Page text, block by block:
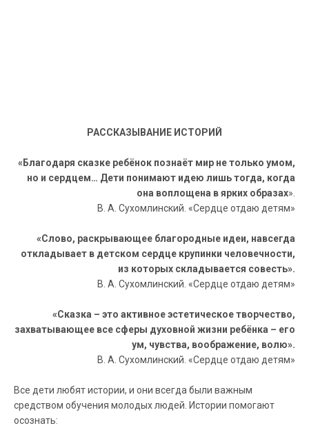
РАССКАЗЫВАНИЕ ИСТОРИЙ
«Благодаря сказке ребёнок познаёт мир не только умом,
но и сердцем… Дети понимают идею лишь тогда, когда
она воплощена в ярких образах».
В. А. Сухомлинский. «Сердце отдаю детям»
«Слово, раскрывающее благородные идеи, навсегда
откладывает в детском сердце крупинки человечности,
из которых складывается совесть».
В. А. Сухомлинский. «Сердце отдаю детям»
«Сказка – это активное эстетическое творчество,
захватывающее все сферы духовной жизни ребёнка – его
ум, чувства, воображение, волю».
В. А. Сухомлинский. «Сердце отдаю детям»
Все дети любят истории, и они всегда были важным
средством обучения молодых людей. Истории помогают
осознать: